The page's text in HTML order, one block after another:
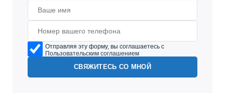
Отправляя эту форму, вы соглашаетесь с
Пользовательским соглашением